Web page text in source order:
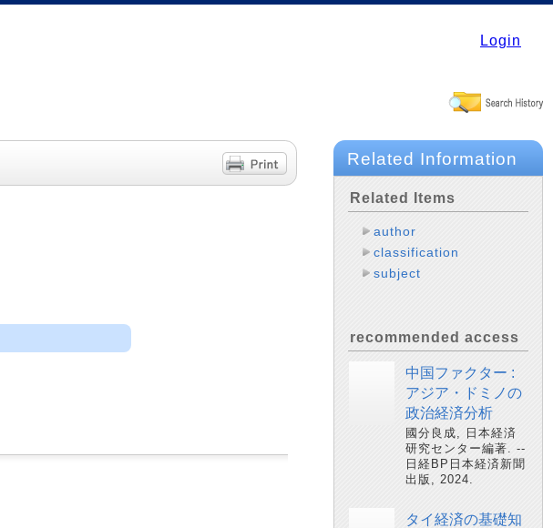
Login
Related Information
Related Items
author
classification
subject
recommended access
中国ファクター :
アジア・ドミノの
政治経済分析
國分良成, 日本経済
研究センター編著. --
日経BP日本経済新聞
出版, 2024.
タイ経済の基礎知